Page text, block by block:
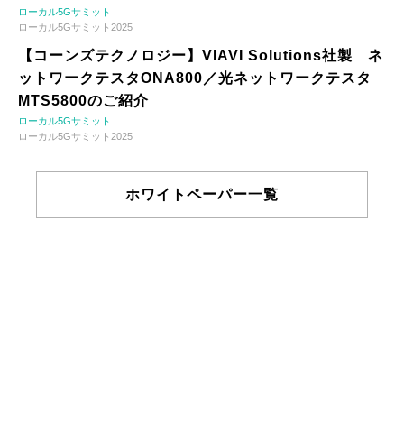
ローカル5Gサミット
ローカル5Gサミット2025
【コーンズテクノロジー】VIAVI Solutions社製 ネ
ットワークテスタONA800／光ネットワークテスタ
MTS5800のご紹介
ローカル5Gサミット
ローカル5Gサミット2025
ホワイトペーパー一覧